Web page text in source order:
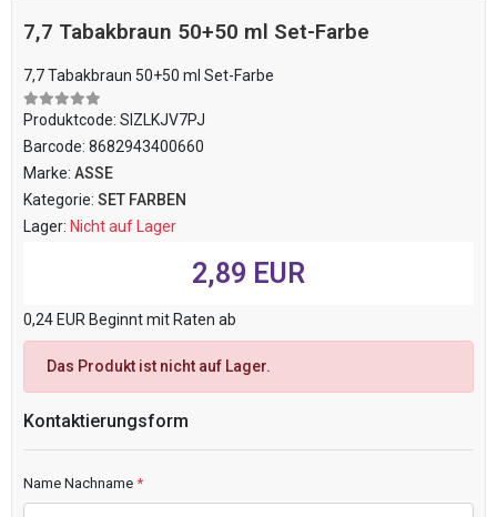
7,7 Tabakbraun 50+50 ml Set-Farbe
7,7 Tabakbraun 50+50 ml Set-Farbe
Produktcode: SIZLKJV7PJ
Barcode: 8682943400660
Marke: ASSE
Kategorie: SET FARBEN
Lager: Nicht auf Lager
2,89 EUR
0,24 EUR Beginnt mit Raten ab
Das Produkt ist nicht auf Lager.
Kontaktierungsform
Name Nachname *